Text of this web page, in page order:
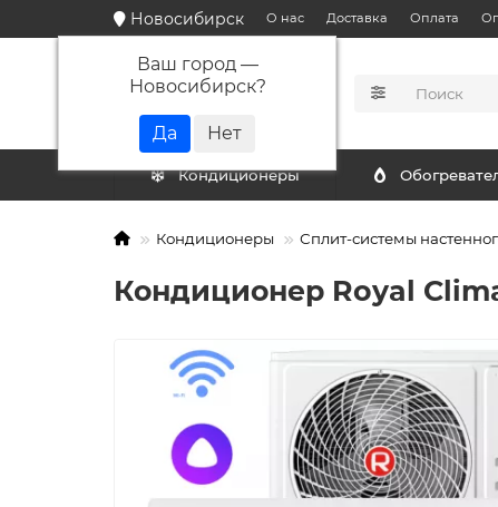
Новосибирск
Ваш город —
Новосибирск?
О нас Доставка Оплата
КАТАЛОГ
Кондиционеры
Кондиционеры Сплит-системы
Кондиционер Royal